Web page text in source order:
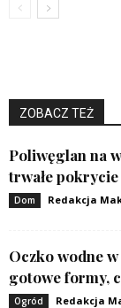
ZOBACZ TEŻ
Poliwęglan na
trwałe
Dom Redakcja
Oczko wodne
gotowe formy,
Ogród Redakcja